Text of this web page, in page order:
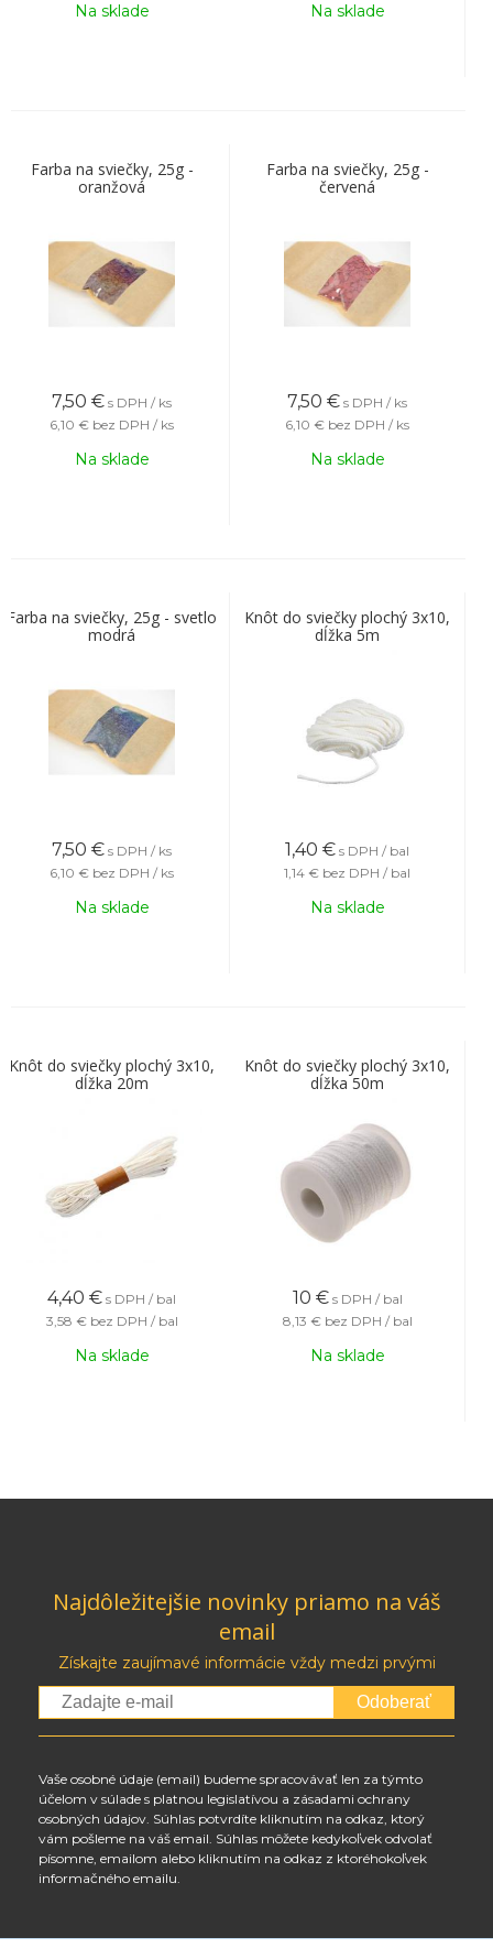
Na sklade Na sklade
Farba na sviečky, 25g -
oranžová
7,50 € s DPH / ks
6,10 € bez DPH / ks
Na sklade
Farba na sviečky, 25g -
červená
7,50 € s DPH / ks
6,10 € bez DPH / ks
Na sklade
Farba na sviečky, 25g - svetlo
modrá
7,50 € s DPH / ks
6,10 € bez DPH / ks
Na sklade
Knôt do sviečky plochý 3x10,
dĺžka 5m
1,40 € s DPH / bal
1,14 € bez DPH / bal
Na sklade
Knôt do sviečky plochý 3x10,
dĺžka 20m
4,40 € s DPH / bal
3,58 € bez DPH / bal
Na sklade
Knôt do sviečky plochý 3x10,
dĺžka 50m
10 € s DPH / bal
8,13 € bez DPH / bal
Na sklade
Najdôležitejšie novinky priamo na váš
email
Získajte zaujímavé informácie vždy medzi prvými
Odoberať
Vaše osobné údaje (email) budeme spracovávať len za týmto
účelom v súlade s platnou legislatívou a zásadami ochrany
osobných údajov. Súhlas potvrdíte kliknutím na odkaz, ktorý
vám pošleme na váš email. Súhlas môžete kedykoľvek odvolať
písomne, emailom alebo kliknutím na odkaz z ktoréhokoľvek
informačného emailu.